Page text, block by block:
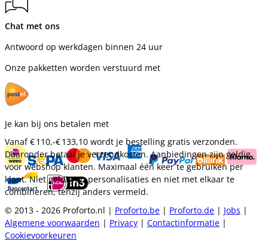
Chat met ons
Antwoord op werkdagen binnen 24 uur
Onze pakketten worden verstuurd met
Je kan bij ons betalen met
Vanaf€ 110,-€ 133,10 wordt je bestelling gratis verzonden.
Daaronder betaal je verzendkosten. Aanbiedingen zijn geldig
voor webshop klanten. Maximaal één keer te gebruiken per
klant. Niet geldig op personalisaties en niet met elkaar te
combineren, tenzij anders vermeld.
© 2013 - 2026 Proforto.nl | Proforto.be | Proforto.de | Jobs |
Algemene voorwaarden | Privacy | Contactinformatie |
Cookievoorkeuren